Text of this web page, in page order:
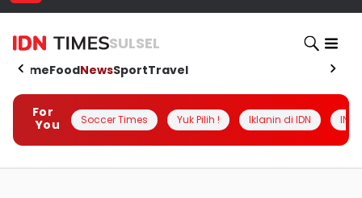
SULSEL
HomeFoodNewsSportTravel
For
You
Soccer Times Yuk Pilih ! Iklanin di IDN